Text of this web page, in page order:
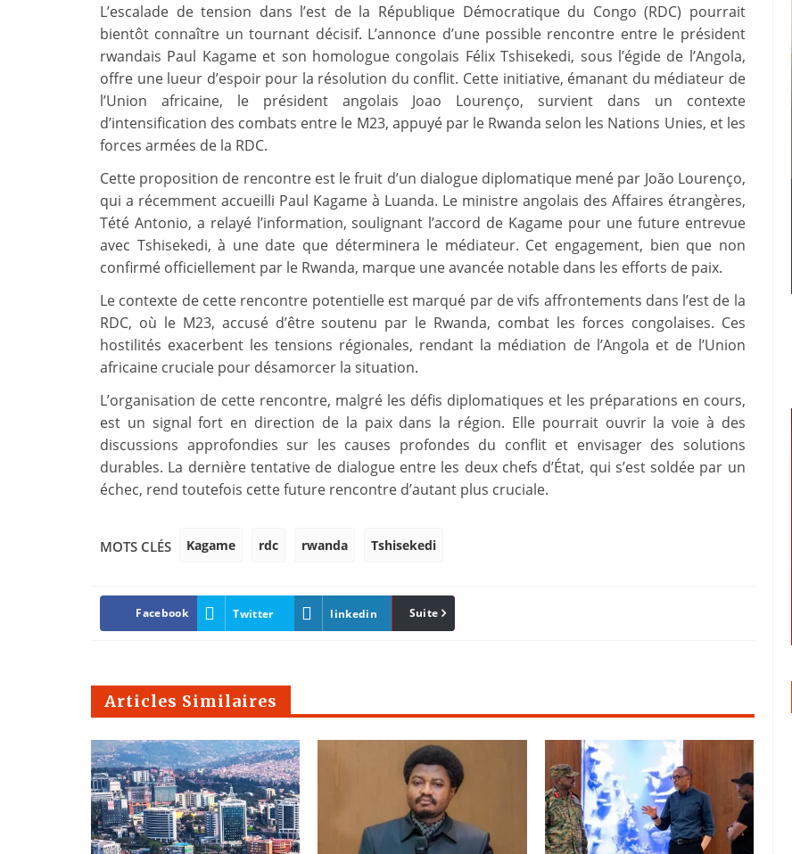
L’escalade de tension dans l’est de la République Démocratique du Congo (RDC) pourrait
bientôt connaître un tournant décisif. L’annonce d’une possible rencontre entre le président
rwandais Paul Kagame et son homologue congolais Félix Tshisekedi, sous l’égide de l’Angola,
offre une lueur d’espoir pour la résolution du conflit. Cette initiative, émanant du médiateur de
l’Union africaine, le président angolais Joao Lourenço, survient dans un contexte
d’intensification des combats entre le M23, appuyé par le Rwanda selon les Nations Unies, et les
forces armées de la RDC.
Cette proposition de rencontre est le fruit d’un dialogue diplomatique mené par João Lourenço,
qui a récemment accueilli Paul Kagame à Luanda. Le ministre angolais des Affaires étrangères,
Tété Antonio, a relayé l’information, soulignant l’accord de Kagame pour une future entrevue
avec Tshisekedi, à une date que déterminera le médiateur. Cet engagement, bien que non
confirmé officiellement par le Rwanda, marque une avancée notable dans les efforts de paix.
Le contexte de cette rencontre potentielle est marqué par de vifs affrontements dans l’est de la
RDC, où le M23, accusé d’être soutenu par le Rwanda, combat les forces congolaises. Ces
hostilités exacerbent les tensions régionales, rendant la médiation de l’Angola et de l’Union
africaine cruciale pour désamorcer la situation.
L’organisation de cette rencontre, malgré les défis diplomatiques et les préparations en cours,
est un signal fort en direction de la paix dans la région. Elle pourrait ouvrir la voie à des
discussions approfondies sur les causes profondes du conflit et envisager des solutions
durables. La dernière tentative de dialogue entre les deux chefs d’État, qui s’est soldée par un
échec, rend toutefois cette future rencontre d’autant plus cruciale.
MOTS CLÉS Kagame rdc rwanda Tshisekedi
Facebook Twitter linkedin Pinterest
Suite
Articles Similaires